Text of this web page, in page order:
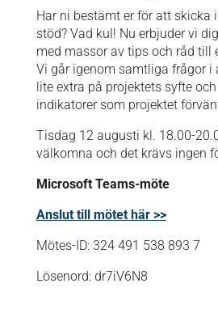
Har ni bestämt er för att skicka
stöd? Vad kul! Nu erbjuder vi
med massor av tips och råd till
Vi går igenom samtliga frågor i
lite extra på projektets syfte
indikatorer som projektet
Tisdag 12 augusti kl. 18.00-
välkomna och det krävs ingen
Microsoft Teams-möte
Anslut till mötet här >>
Mötes-ID: 324 491 538 893 7
Lösenord: dr7iV6N8